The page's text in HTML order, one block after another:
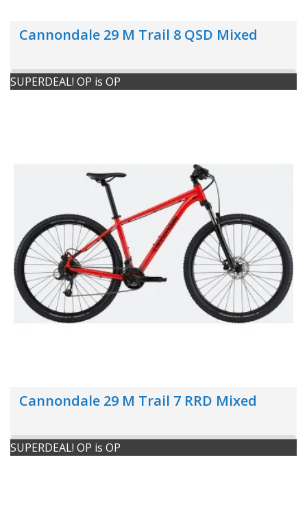
Cannondale 29 M Trail 8 QSD Mixed
SUPERDEAL! OP is OP
Cannondale 29 M Trail 7 RRD Mixed
SUPERDEAL! OP is OP